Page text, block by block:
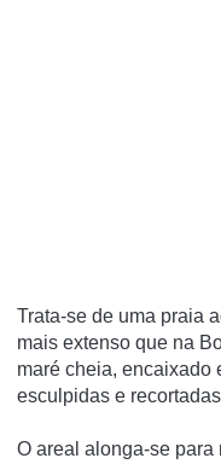
Trata-se de uma praia
mais extenso que na
maré cheia, encaixado
esculpidas e
O areal alonga-se para